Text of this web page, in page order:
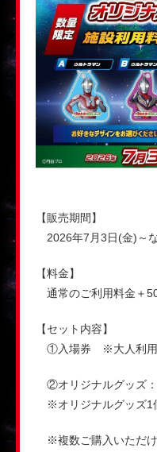
【販売期間】
2026年7月3日(金)～
【料金】
通常のご利用料金＋
【セット内容】
①入場券 ※大人利用
②オリジナルグッズ
※オリジナルグッズ1
※複数ご購入いただけ